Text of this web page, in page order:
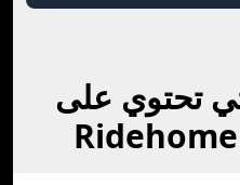
تحتوي على